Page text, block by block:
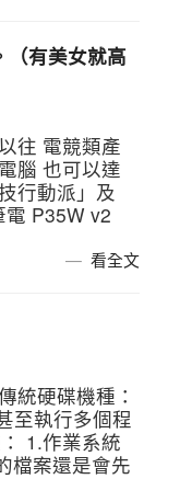
（有美女就高
往 電競類產
腦 也可以達
行動派」及
電 P35W v2
看全文
統硬碟機種：
至執行多個程
1.作業系統
檔案還是會先